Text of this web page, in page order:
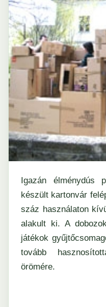
Igazán élménydús
készült kartonvár
száz használaton
alakult ki. A
játékok
tovább
örömére.